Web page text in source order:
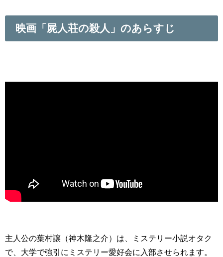
映画「屍人荘の殺人」のあらすじ
主人公の葉村譲（神木隆之介）は、ミステリー小説オタク
で、大学で強引にミステリー愛好会に入部させられます。